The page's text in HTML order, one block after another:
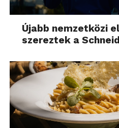
Újabb nemzetközi
szereztek a